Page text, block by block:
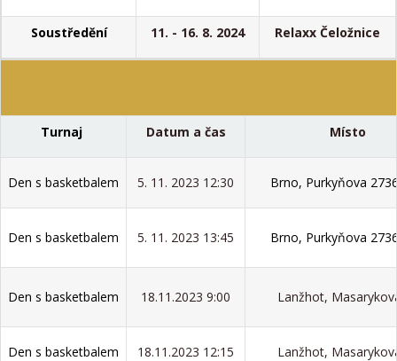
Soustředění 11. - 16. 8. 2024 Relaxx Čeložnice
Turnaj Datum a čas Místo
Den s basketbalem 5. 11. 2023 12:30 Brno, Purkyňova
Den s basketbalem 5. 11. 2023 13:45 Brno, Purkyňova
Den s basketbalem 18.11.2023 9:00 Lanžhot,
Den s basketbalem 18.11.2023 12:15 Lanžhot,